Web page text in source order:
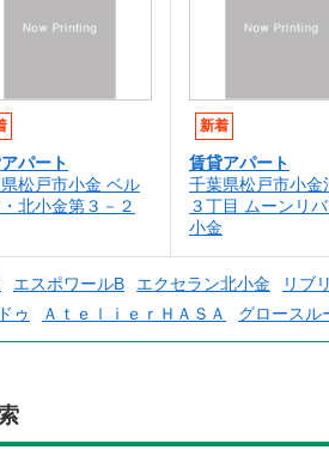
パート
松戸市小金 ベル
北小金第３－２
新着
賃貸アパート
千葉県松戸市小金
３丁目 ムーンリ
小金
エスポワールB エクセラン北小金
リブ
ゥ ＡｔｅｌｉｅｒＨＡＳＡ グロースル